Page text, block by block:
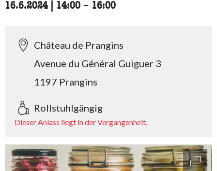
16.6.2024| 14:00 accessibility.time_to
– 16:00
Château de Prangins
Avenue du Général Guiguer 3
1197 Prangins
Rollstuhlgängig
Dieser Anlass liegt in der Vergangenheit.